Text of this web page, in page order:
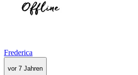
Frederica
vor 7 Jahren